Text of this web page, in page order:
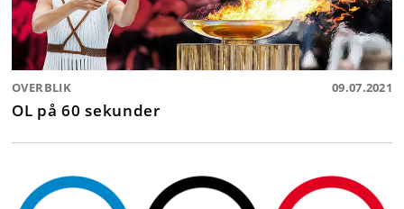
OVERBLIK 09.07.2021
OL på 60 sekunder